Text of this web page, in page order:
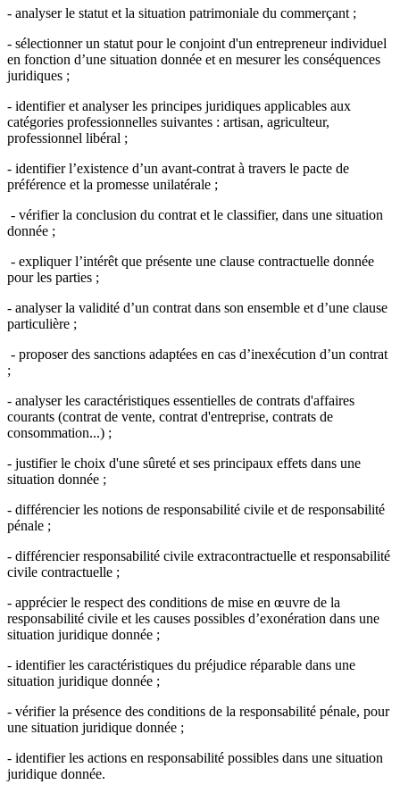
- analyser le statut et la situation patrimoniale du commerçant ;
- sélectionner un statut pour le conjoint d'un entrepreneur individuel
en fonction d’une situation donnée et en mesurer les conséquences
juridiques ;
- identifier et analyser les principes juridiques applicables aux
catégories professionnelles suivantes : artisan, agriculteur,
professionnel libéral ;
- identifier l’existence d’un avant-contrat à travers le pacte de
préférence et la promesse unilatérale ;
- vérifier la conclusion du contrat et le classifier, dans une situation
donnée ;
- expliquer l’intérêt que présente une clause contractuelle donnée
pour les parties ;
- analyser la validité d’un contrat dans son ensemble et d’une clause
particulière ;
- proposer des sanctions adaptées en cas d’inexécution d’un contrat
;
- analyser les caractéristiques essentielles de contrats d'affaires
courants (contrat de vente, contrat d'entreprise, contrats de
consommation...) ;
- justifier le choix d'une sûreté et ses principaux effets dans une
situation donnée ;
- différencier les notions de responsabilité civile et de responsabilité
pénale ;
- différencier responsabilité civile extracontractuelle et responsabilité
civile contractuelle ;
- apprécier le respect des conditions de mise en œuvre de la
responsabilité civile et les causes possibles d’exonération dans une
situation juridique donnée ;
- identifier les caractéristiques du préjudice réparable dans une
situation juridique donnée ;
- vérifier la présence des conditions de la responsabilité pénale, pour
une situation juridique donnée ;
- identifier les actions en responsabilité possibles dans une situation
juridique donnée.